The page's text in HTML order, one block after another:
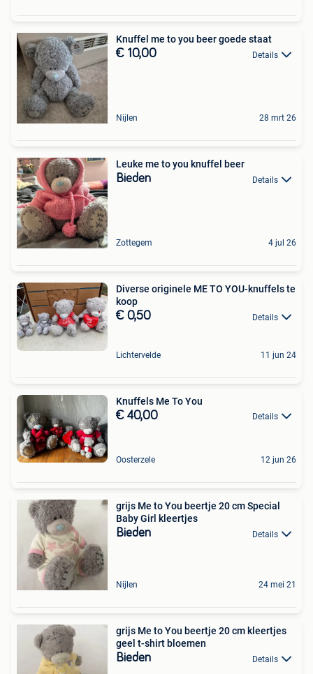
Knuffel me to you beer goede staat
€ 10,00 Details
Nijlen 28 mrt 26
Leuke me to you knuffel beer
Bieden Details
Zottegem 4 jul 26
Diverse originele ME TO YOU-knuffels te
koop
€ 0,50 Details
Lichtervelde 11 jun 24
Knuffels Me To You
€ 40,00 Details
Oosterzele 12 jun 26
grijs Me to You beertje 20 cm Special
Baby Girl kleertjes
Bieden Details
Nijlen 24 mei 21
grijs Me to You beertje 20 cm kleertjes
geel t-shirt bloemen
Bieden Details